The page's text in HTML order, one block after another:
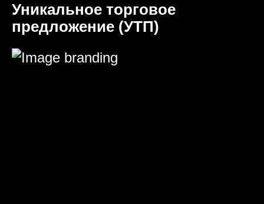
Уникальное торговое
предложение (УТП)